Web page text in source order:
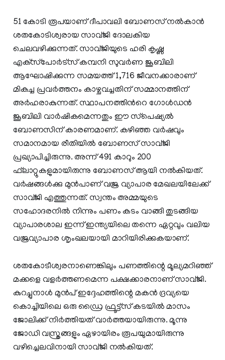
51 കോടി രൂപയാണ് ദീപാവലി ബോണസ് നല്‍കാന്‍
ശതകോടിശ്വരായ സാവ്ജി ദോലകിയ
ചെലവഴിക്കുന്നത്. സാവ്ജിയുടെ ഹരി കൃഷ്ണ
എക്‌സ്‌പോര്‍ട്‌സ് കമ്പനി സുവര്‍ണ ജൂബിലി
ആഘോഷിക്കുന്ന സമയത്ത് 1,716 ജീവനക്കാരാണ്
മികച്ച പ്രവര്‍ത്തനം കാഴ്ചവച്ചതിന് സമ്മാനത്തിന്
അര്‍ഹരാകുന്നത്. സ്ഥാപനത്തിന്‍റെ ഗോള്‍ഡന്‍
ജൂബിലി വാര്‍ഷികമെന്നതും ഈ സ്‌പെഷ്യല്‍
ബോണസിന് കാരണമാണ്. കഴിഞ്ഞ വര്‍ഷവും
സമാനമായ രീതിയില്‍ ബോണസ് സാവ്ജി
പ്രഖ്യാപിച്ചിരുന്നു. അന്ന് 491 കാറും 200
ഫ്‌ലാറ്റുകളുമായിരുന്നു ബോണസ് ആയി നല്‍കിയത്.
വര്‍ഷങ്ങള്‍ക്കു മുന്‍പാണ് വജ്ര വ്യാപാര മേഖലയിലേക്ക്
സാവ്ജി എത്തുന്നത്. സ്വന്തം അമ്മയുടെ
സഹോദരനില്‍ നിന്നും പണം കടം വാങ്ങി തുടങ്ങിയ
വ്യാപാരശാല ഇന്ന് ഇന്ത്യയിലെ തന്നെ ഏറ്റവും വലിയ
വജ്രവ്യാപാര ശൃംഖലയായി മാറിയിരിക്കുകയാണ്.
ശതകോടീശ്വരനാണെങ്കിലും പണത്തിന്റെ മൂല്യമറിഞ്ഞ്
മക്കളെ വളര്‍ത്തണമെന്ന പക്ഷക്കാരനാണ് സാവ്ജി.
കുറച്ചുനാള്‍ മുന്‍പ് ഇദ്ദേഹത്തിന്റെ മകന്‍ ദ്രവ്യയെ
കൊച്ചിയിലെ ഒരു ഡ്രൈ ഫ്രൂട്ട്‌സ് കടയില്‍ മാസം
ജോലിക്ക് നിര്‍ത്തിയത് വാര്‍ത്തയായിരുന്നു. മൂന്നു
ജോഡി വസ്ത്രങ്ങളും ഏഴായിരം രൂപയുമായിരുന്നു
വഴിച്ചെലവിനായി സാവ്ജി നല്‍കിയത്.